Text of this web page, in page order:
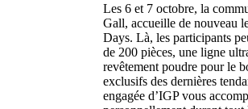
Les 6 et 7 octobre, la
Gall, accueille de nouveau
Days. Là, les participants
de 200 pièces, une ligne
revêtement poudre pour le
exclusifs des dernières
engagée d’IGP vous